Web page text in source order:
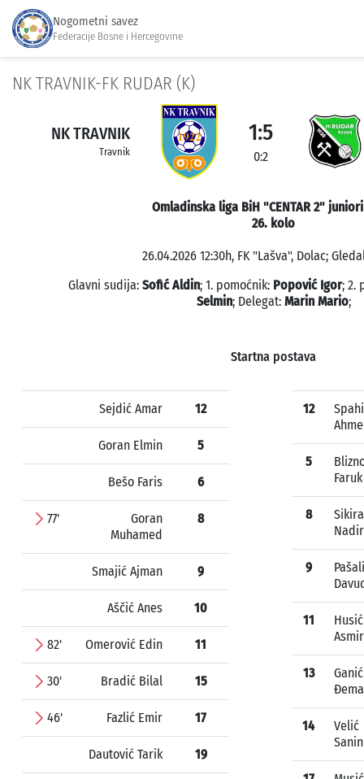
Nogometni savez
Federacije Bosne i Hercegovine
NK TRAVNIK-FK RUDAR (K)
NK TRAVNIK
Travnik
1:5
0:2
Omladinska liga BiH "CENTAR 2"
26. kolo
26.04.2026 12:30h, FK "Lašva", Dolac;
Glavni sudija: Sofić Aldin; 1. pomoćnik: Popović Igor; 2.
Selmin; Delegat: Marin Mario;
Startna postava
Sejdić Amar 12
Goran Elmin 5
Bešo Faris 6
77'
Goran
Muhamed
8
Smajić Ajman 9
Aščić Anes 10
82' Omerović Edin 11
30' Bradić Bilal 15
46' Fazlić Emir 17
Dautović Tarik 19
12
5
Faruk
8
Sikira
Nadir
9
11
Husić
Asmir
13
Ganić
14
Velić
Sanin